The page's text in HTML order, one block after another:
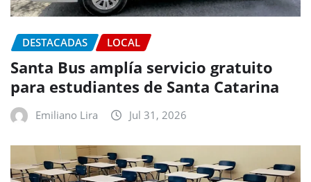
DESTACADAS LOCAL
Santa Bus amplía servicio gratuito
para estudiantes de Santa Catarina
Emiliano Lira Jul 31, 2026